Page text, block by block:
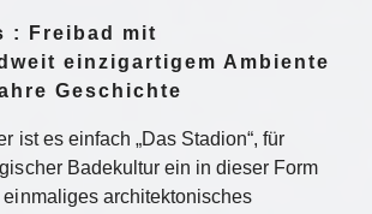
: Freibad mit
einzigartigem Ambiente
Geschichte
ist es einfach „Das Stadion“, für
Badekultur ein in dieser Form
architektonisches